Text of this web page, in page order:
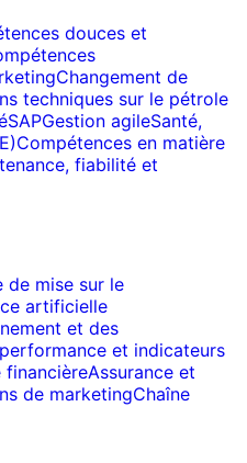
douces et
Changement de
techniques sur le pétrole
SAPGestion agileSanté,
Compétences en matière
fiabilité et
de mise sur le
artificielle
et des
et indicateurs
financièreAssurance et
de marketingChaîne